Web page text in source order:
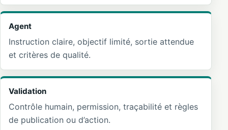
Agent
Instruction claire, objectif limité, sortie attendue
et critères de qualité.
Validation
Contrôle humain, permission, traçabilité et règles
de publication ou d’action.